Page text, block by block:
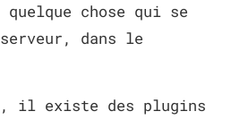
quelque chose qui se
dans le
il existe des plugins